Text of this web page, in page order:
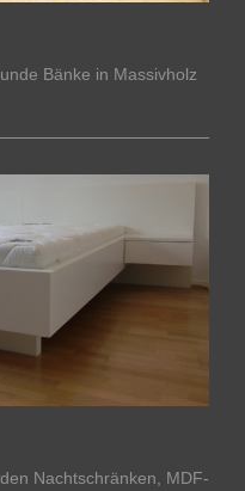
Bänke in Massivholz
Nachtschränken, MDF-